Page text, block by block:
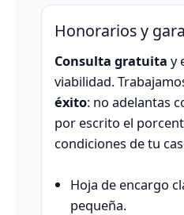
Honorarios y
Consulta gratuita y
viabilidad.
éxito: no adelantas
por escrito el
condiciones de tu
Hoja de encargo
pequeña.